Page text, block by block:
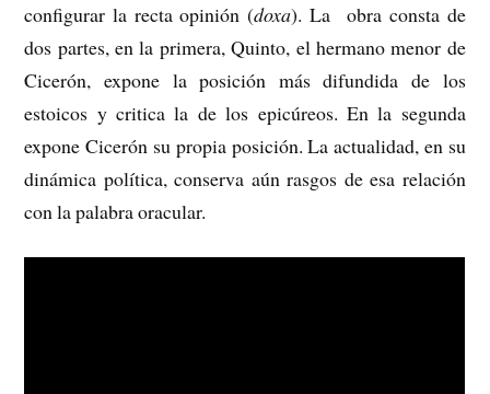
configurar la recta opinión (doxa). La obra consta de
dos partes, en la primera, Quinto, el hermano menor de
Cicerón, expone la posición más difundida de los
estoicos y critica la de los epicúreos. En la segunda
expone Cicerón su propia posición. La actualidad, en su
dinámica política, conserva aún rasgos de esa relación
con la palabra oracular.